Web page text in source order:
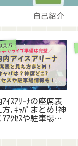
自己紹介
え方
ｱｲｽｱﾘｰﾅの座席表
方,ｷｬﾊﾟまとめ!神
?ｱｸｾｽや駐車場に